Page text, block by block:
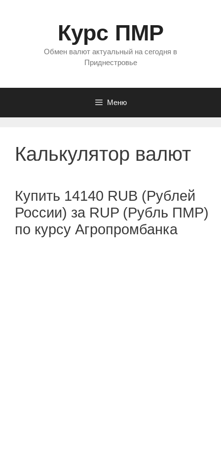
Курс ПМР
Обмен валют актуальный на сегодня в
Приднестровье
Меню
Калькулятор валют
Купить 14140 RUB (Рублей
России) за RUP (Рубль ПМР)
по курсу Агропромбанка